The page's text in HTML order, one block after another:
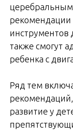
инструментов
также смогут
ребенка с
Ряд тем
развитие у